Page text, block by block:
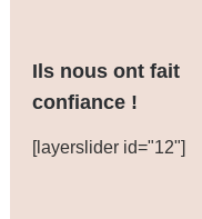
Ils nous ont fait
confiance !
[layerslider id="12"]